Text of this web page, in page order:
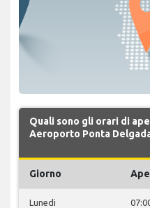
Quali sono gli orari di
Aeroporto Ponta
Giorno
Lunedi